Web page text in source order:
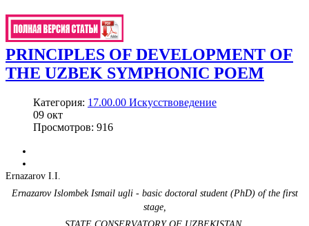
PRINCIPLES OF DEVELOPMENT OF
THE UZBEK SYMPHONIC POEM
Категория: 17.00.00 Искусствоведение
09 окт
Просмотров: 916
Ernazarov I.I.
Ernazarov Islоmbek Ismail ugli - basic doctoral student (PhD) of the first
stage,